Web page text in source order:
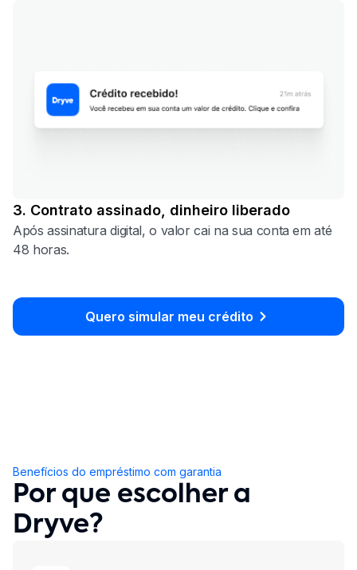
3. Contrato assinado, dinheiro liberado
Após assinatura digital, o valor cai na sua conta em até
48 horas.
Quero simular meu crédito
Benefícios do empréstimo com garantia
Por que escolher a
Dryve?